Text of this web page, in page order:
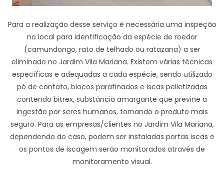
Para a realização desse serviço é necessária uma inspeção
no local para identificação da espécie de roedor
(camundongo, rato de telhado ou ratazana) a ser
eliminado no Jardim Vila Mariana. Existem várias técnicas
específicas e adequadas a cada espécie, sendo utilizado
pó de contato, blocos parafinados e iscas pelletizadas
contendo bitrex, substância amargante que previne a
ingestão por seres humanos, tornando o produto mais
seguro. Para as empresas/clientes no Jardim Vila Mariana,
dependendo do caso, podem ser instaladas portas iscas e
os pontos de iscagem serão monitorados através de
monitoramento visual.